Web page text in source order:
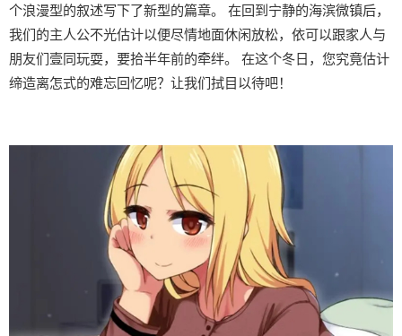
个浪漫型的叙述写下了新型的篇章。 在回到宁静的海滨微镇后，
我们的主人公不光估计以便尽情地面休闲放松，依可以跟家人与
朋友们壹同玩耍，要拾半年前的牵绊。 在这个冬日，您究竟估计
缔造离怎式的难忘回忆呢？让我们拭目以待吧！